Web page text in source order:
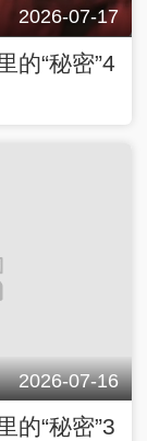
2026-07-17
的“秘密”4
2026-07-16
的“秘密”3